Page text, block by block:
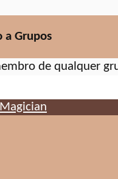
a Grupos
de qualquer